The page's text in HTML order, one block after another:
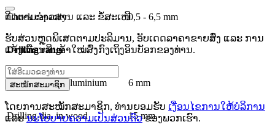
Chuck capacity 0,5 - 6,5 mm
Drilling range
Drilling dia. in aluminium 6 mm
Drilling dia. in wood 15 mm
ຕິດຕາມຂ່າວສານ ແລະ ຂໍ້ສະເໜີ
ຮັບສ່ວນຫຼຸດພິເສດຕາມປະລິມານ, ອັບເດດລາຄາຂາຍສົ່ງ ແລະ ການ
ແຈ້ງເຕືອນສິນຄ້າໃໝ່ສົ່ງກົງເຖິງອິນບັອກຂອງທ່ານ.
ສະໝັກສະມາຊິກ
ໂດຍການສະໝັກສະມາຊິກ, ທ່ານຍອມຮັບ ເງື່ອນໄຂການໃຫ້ບໍລິການ
ແລະນະໂຍບາຍຄວາມເປັນສ່ວນຕົວຂອງພວກເຮົາ.